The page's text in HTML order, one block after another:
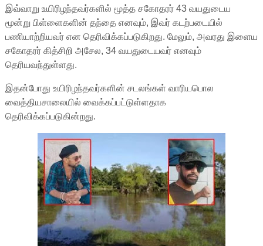
இவ்வாறு உயிரிழந்தவர்களில் மூத்த சகோதரர் 43 வயதுடைய
மூன்று பிள்ளைகளின் தந்தை எனவும், இவர் கடற்படையில்
பணியாற்றியவர் என தெரிவிக்கப்படுகிறது. மேலும், அவரது இளைய
சகோதரர் கித்சிறி அசேல, 34 வயதுடையவர் எனவும்
தெரியவந்துள்ளது.
இதன்போது உயிரிழந்தவர்களின் சடலங்கள் வாரியபொல
வைத்தியசாலையில் வைக்கப்பட்டுள்ளதாக
தெரிவிக்கப்படுகின்றது.